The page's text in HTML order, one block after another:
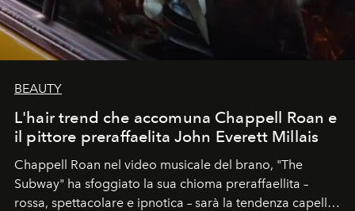
BEAUTY
L'hair trend che accomuna Chappell Roan e
il pittore preraffaelita John Everett Millais
Chappell Roan nel video musicale del brano, "The
Subway" ha sfoggiato la sua chioma preraffaellita –
rossa, spettacolare e ipnotica – sarà la tendenza capelli